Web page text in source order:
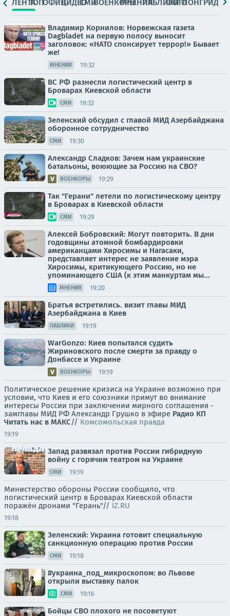
ЛЕНТАТОПОФИЦ.ВИДЕОСМИВОЕНКОРЫМНЕНИЯПАБЛИКИ
ФОТОЛОНГРИДЫ
Владимир Корнилов: Норвежская газета
Dagbladet на первую полосу выносит
заголовок: «НАТО спонсирует террор!» Бывает
же!
МНЕНИЯ 19:32
ВС РФ разнесли логистический центр в
Броварах Киевской области
СМИ 19:32
Зеленский обсудил с главой МИД Азербайджана
оборонное сотрудничество
СМИ 19:30
Александр Сладков: Зачем нам украинские
батальоны, воюющие за Россию на СВО?
ВОЕНКОРЫ 19:29
Так "Герани" летели по логистическому центру
в Броварах в Киевской области
СМИ 19:29
Алексей Бобровский: Могут повторить. В дни
годовщины атомной бомбардировки
американцами Хиросимы и Нагасаки,
представляет интерес не заявление мэра
Хиросимы, критикующего Россию, но не
упоминающего США (к этим манкуртам мы...
МНЕНИЯ 19:20
Братья встретились. визит главы МИД
Азербайджана в Киев
ПАБЛИКИ 19:19
WarGonzo: Киев попытался судить
Жириновского после смерти за правду о
Донбассе и Украине
ВОЕНКОРЫ 19:19
Политическое решение кризиса на Украине возможно при
условии, что Киев и его союзники примут во внимание
интересы России при заключении мирного соглашения -
замглавы МИД РФ Александр Грушко в эфире Радио КП
Читать нас в МАКС// Комсомольская правда
19:19
Запад развязал против России гибридную
войну с горячим театром на Украине
СМИ 19:19
Министерство обороны России сообщило, что
логистический центр в Броварах Киевской области
поражён дронами "Герань"// IZ.RU
19:18
Зеленский: Украина готовит специальную
санкционную операцию против России
СМИ 19:18
#украина_под_микроскопом: во Львове
открыли выставку палок
СМИ 19:16
Бойцы СВО плохого не посоветуют